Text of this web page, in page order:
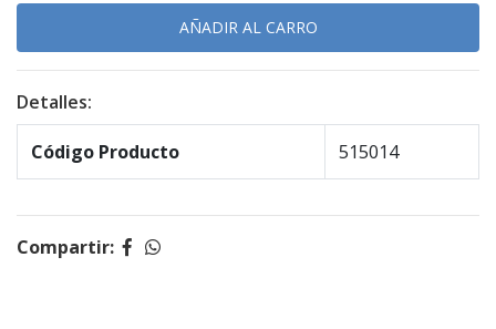
Detalles:
Código Producto 515014
Compartir: